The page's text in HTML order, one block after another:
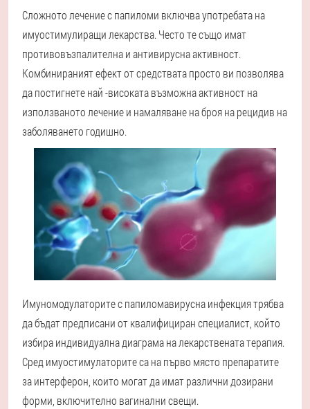
Сложното лечение с папиломи включва употребата на
имуостимулиращи лекарства. Често те също имат
противовъзпалителна и антивирусна активност.
Комбинираният ефект от средствата просто ви позволява
да постигнете най -високата възможна активност на
използваното лечение и намаляване на броя на рецидив на
заболяването годишно.
Имуномодулаторите с папиломавирусна инфекция трябва
да бъдат предписани от квалифициран специалист, който
избира индивидуална диаграма на лекарствената терапия.
Сред имуостимулаторите са на първо място препаратите
за интерферон, които могат да имат различни дозирани
форми, включително вагинални свещи.